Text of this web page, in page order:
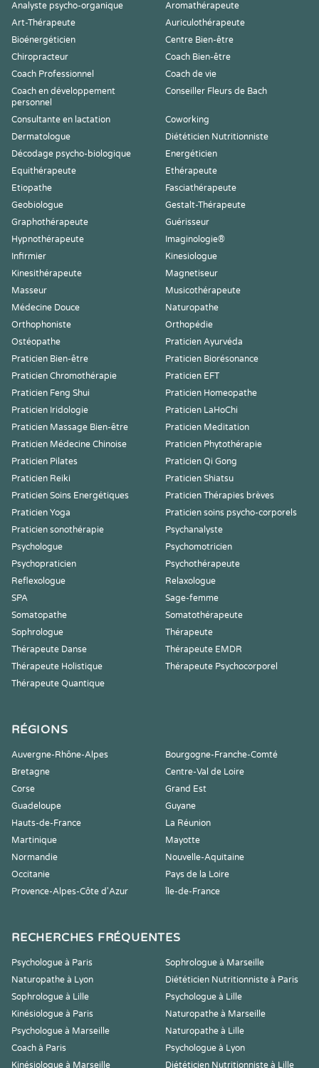
Analyste psycho-organique
Aromathérapeute
Art-Thérapeute
Auriculothérapeute
Bioénergéticien
Centre Bien-être
Chiropracteur
Coach Bien-être
Coach Professionnel
Coach de vie
Coach en développement
personnel
Conseiller Fleurs de Bach
Consultante en lactation
Coworking
Dermatologue
Diététicien Nutritionniste
Décodage psycho-biologique
Energéticien
Equithérapeute
Ethérapeute
Etiopathe
Fasciathérapeute
Geobiologue
Gestalt-Thérapeute
Graphothérapeute
Guérisseur
Hypnothérapeute
Imaginologie®
Infirmier
Kinesiologue
Kinesithérapeute
Magnetiseur
Masseur
Musicothérapeute
Médecine Douce
Naturopathe
Orthophoniste
Orthopédie
Ostéopathe
Praticien Ayurvéda
Praticien Bien-être
Praticien Biorésonance
Praticien Chromothérapie
Praticien EFT
Praticien Feng Shui
Praticien Homeopathe
Praticien Iridologie
Praticien LaHoChi
Praticien Massage Bien-être
Praticien Meditation
Praticien Médecine Chinoise
Praticien Phytothérapie
Praticien Pilates
Praticien Qi Gong
Praticien Reiki
Praticien Shiatsu
Praticien Soins Energétiques
Praticien Thérapies brèves
Praticien Yoga
Praticien soins psycho-corporels
Praticien sonothérapie
Psychanalyste
Psychologue
Psychomotricien
Psychopraticien
Psychothérapeute
Reflexologue
Relaxologue
SPA
Sage-femme
Somatopathe
Somatothérapeute
Sophrologue
Thérapeute
Thérapeute Danse
Thérapeute EMDR
Thérapeute Holistique
Thérapeute Psychocorporel
Thérapeute Quantique
RÉGIONS
Auvergne-Rhône-Alpes
Bourgogne-Franche-Comté
Bretagne
Centre-Val de Loire
Corse
Grand Est
Guadeloupe
Guyane
Hauts-de-France
La Réunion
Martinique
Mayotte
Normandie
Nouvelle-Aquitaine
Occitanie
Pays de la Loire
Provence-Alpes-Côte d'Azur
Île-de-France
RECHERCHES FRÉQUENTES
Psychologue à Paris
Sophrologue à Marseille
Naturopathe à Lyon
Diététicien Nutritionniste à Paris
Sophrologue à Lille
Psychologue à Lille
Kinésiologue à Paris
Naturopathe à Marseille
Psychologue à Marseille
Naturopathe à Lille
Coach à Paris
Psychologue à Lyon
Kinésiologue à Marseille
Diététicien Nutritionniste à Lille